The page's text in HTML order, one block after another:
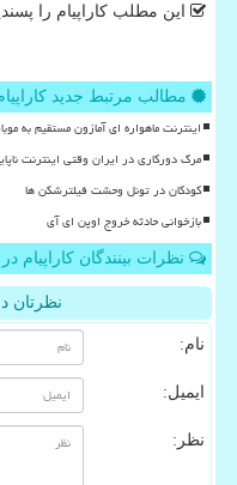
این مطلب کاراپیام را
مطالب مرتبط جدید
اینترنت ماهواره ای آمازون مستقیم به
مرگ دورکاری در ایران وقتی اینترنت
کودکان در تونل وحشت فیلترشکن ها
بازخوانی حادثه خروج اوپن ای آی
نظرات بینندگان کاراپیام
نظرتان
نام:
ایمیل:
نظر: